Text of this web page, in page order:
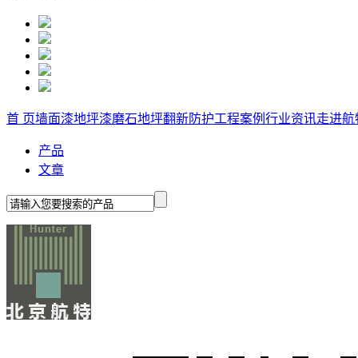
首 页墙面漆地坪漆磨石地坪翻新防护工程案例 行业资讯走进航
产品
文章